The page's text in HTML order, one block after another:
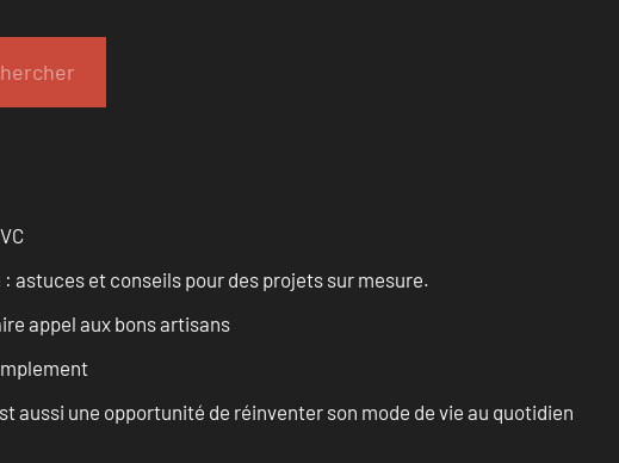
astuces et conseils pour des projets sur mesure.
appel aux bons artisans
aussi une opportunité de réinventer son mode de vie au quotidien